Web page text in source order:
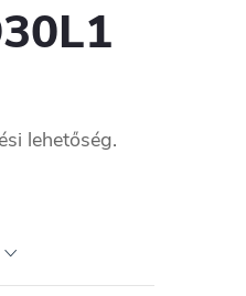
lehetőség.